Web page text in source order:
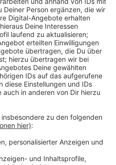
aktuellen Überblick für
zu bieten. Die
ergänzt und
werde außerdem
von Photovoltaik pro
stehe auch ein
„erneuerbare Energien“
Potenziale pro
Dachphotovoltaik